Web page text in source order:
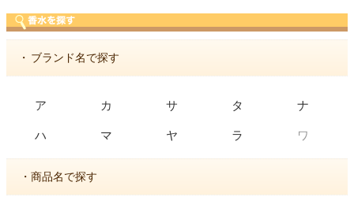
・ ブランド名で探す
ア カ サ タ ナ
ハ マ ヤ ラ ワ
・商品名で探す